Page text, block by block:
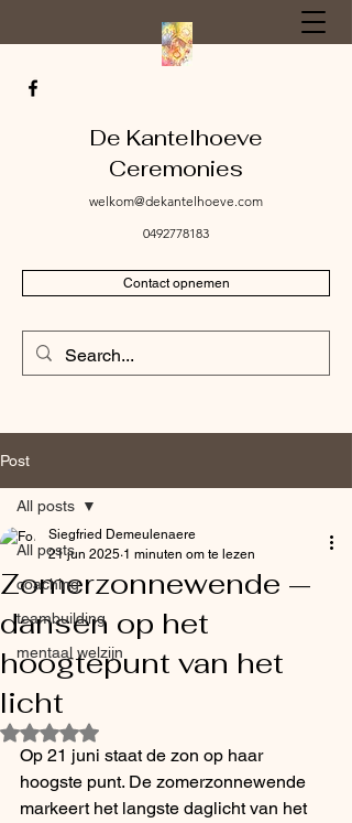
De Kantelhoeve
Ceremonies
welkom@dekantelhoeve.com
0492778183
Contact opnemen
Post
All posts
coaching
teambuilding
mentaal welzijn
All posts
Zomerzonnewende —
dansen op het
hoogtepunt van het
licht
Siegfried Demeulenaere
21 jun 2025 1 minuten om te lezen
Beoordeeld met NaN uit 5 sterren.
Op 21 juni staat de zon op haar
hoogste punt. De zomerzonnewende
markeert het langste daglicht van het